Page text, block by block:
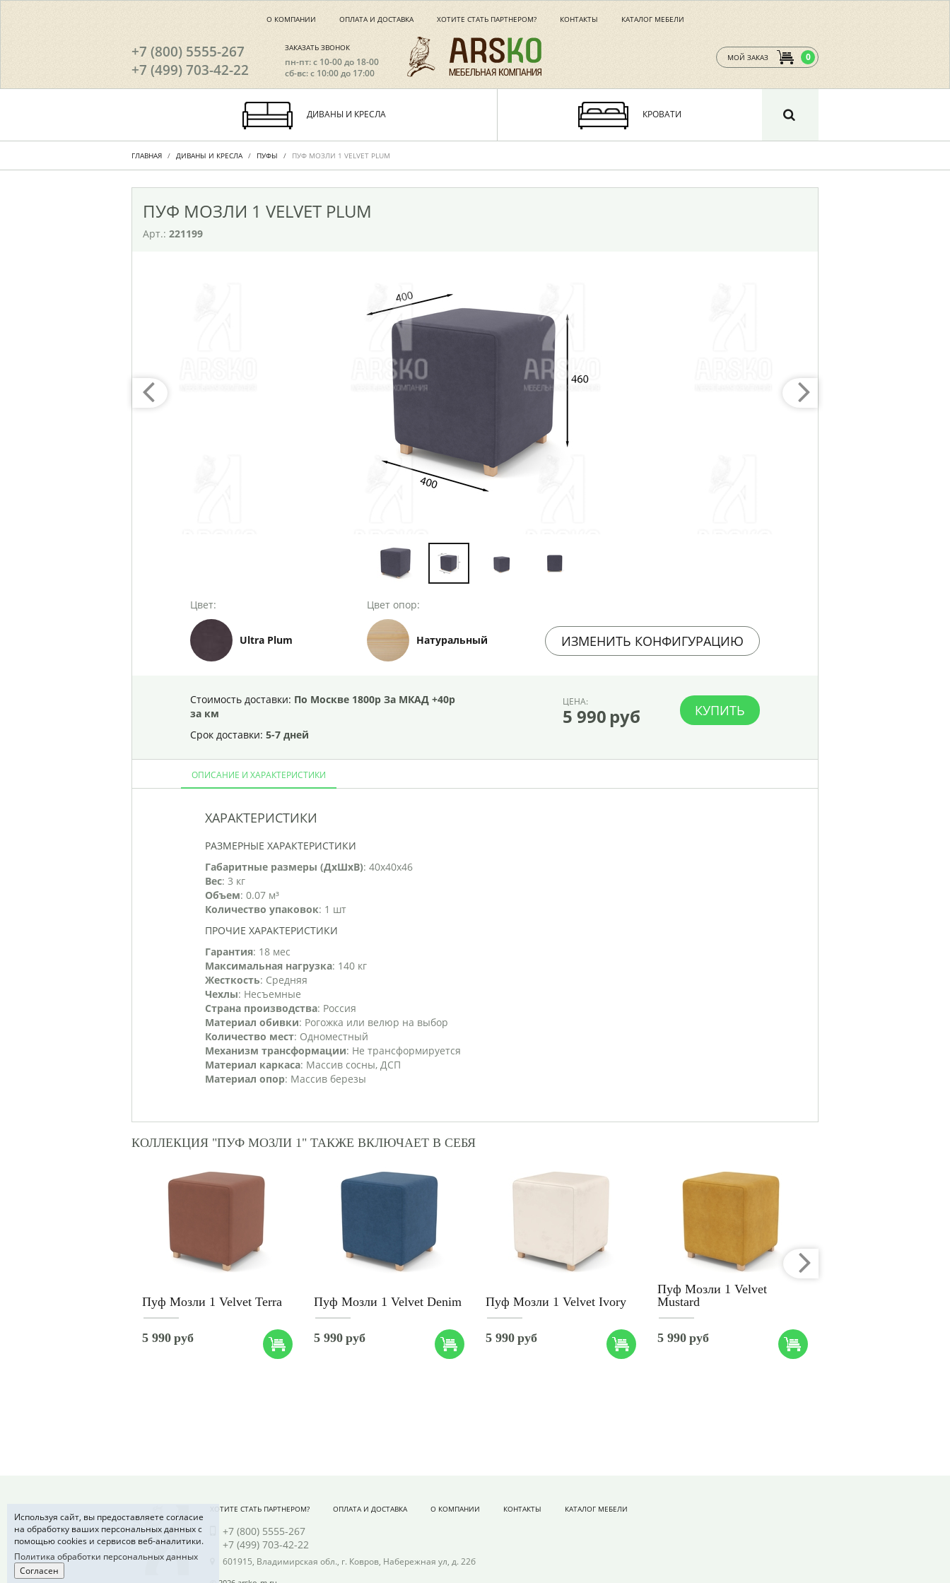
О КОМПАНИИ ОПЛАТА И ДОСТАВКА ХОТИТЕ СТАТЬ ПАРТНЕРОМ? КОНТАКТЫ КАТАЛОГ МЕБЕЛИ
+7 (800) 5555-267
+7 (499) 703-42-22
ЗАКАЗАТЬ ЗВОНОК
пн-пт: с 10-00 до 18-00
сб-вс: с 10:00 до 17:00
МОЙ ЗАКАЗ 0
ДИВАНЫ И КРЕСЛА КРОВАТИ
ГЛАВНАЯ ДИВАНЫ И КРЕСЛА ПУФЫ ПУФ МОЗЛИ 1 VELVET PLUM
ПУФ МОЗЛИ 1 VELVET PLUM
Арт.: 221199
Цвет:
Ultra Plum
Цвет опор:
Натуральный ИЗМЕНИТЬ КОНФИГУРАЦИЮ
ЦЕНА:
5 990 руб КУПИТЬ
Стоимость доставки: По Москве 1800р За МКАД +40р
за км
Срок доставки: 5-7 дней
ОПИСАНИЕ И ХАРАКТЕРИСТИКИ
ХАРАКТЕРИСТИКИ
РАЗМЕРНЫЕ ХАРАКТЕРИСТИКИ
Габаритные размеры (ДхШхВ): 40x40x46
Вес: 3 кг
Объем: 0.07 м³
Количество упаковок: 1 шт
ПРОЧИЕ ХАРАКТЕРИСТИКИ
Гарантия: 18 мес
Максимальная нагрузка: 140 кг
Жесткость: Средняя
Чехлы: Несъемные
Страна производства: Россия
Материал обивки: Рогожка или велюр на выбор
Количество мест: Одноместный
Механизм трансформации: Не трансформируется
Материал каркаса: Массив сосны, ДСП
Материал опор: Массив березы
КОЛЛЕКЦИЯ "ПУФ МОЗЛИ 1" ТАКЖЕ ВКЛЮЧАЕТ В СЕБЯ
Пуф Мозли 1 Velvet Terra
5 990 руб
Пуф Мозли 1 Velvet Denim
5 990 руб
Пуф Мозли 1 Velvet Ivory
5 990 руб
Пуф Мозли 1 Velvet
Mustard
5 990 руб
ХОТИТЕ СТАТЬ ПАРТНЕРОМ? ОПЛАТА И ДОСТАВКА О КОМПАНИИ КОНТАКТЫ КАТАЛОГ МЕБЕЛИ
+7 (800) 5555-267
+7 (499) 703-42-22
601915, Владимирская обл., г. Ковров, Набережная ул, д. 22б
Используя сайт, вы предоставляете согласие
на обработку ваших персональных данных с
помощью cookies и сервисов веб-аналитики.
Политика обработки персональных данных
Согласен